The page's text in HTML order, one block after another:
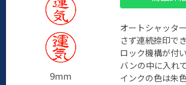
9mm
オートシャッタ
さず連続捺印でき
ロック機構が付
バンの中に入れ
インクの色は朱色